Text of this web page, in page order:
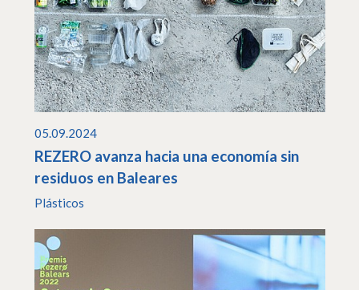
05.09.2024
REZERO avanza hacia una economía sin
residuos en Baleares
Plásticos